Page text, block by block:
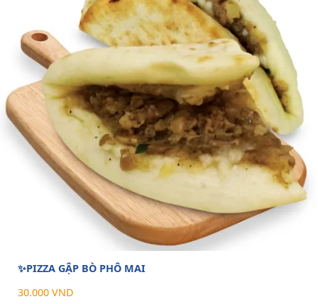
✨PIZZA GẬP BÒ PHÔ MAI
30.000 VND